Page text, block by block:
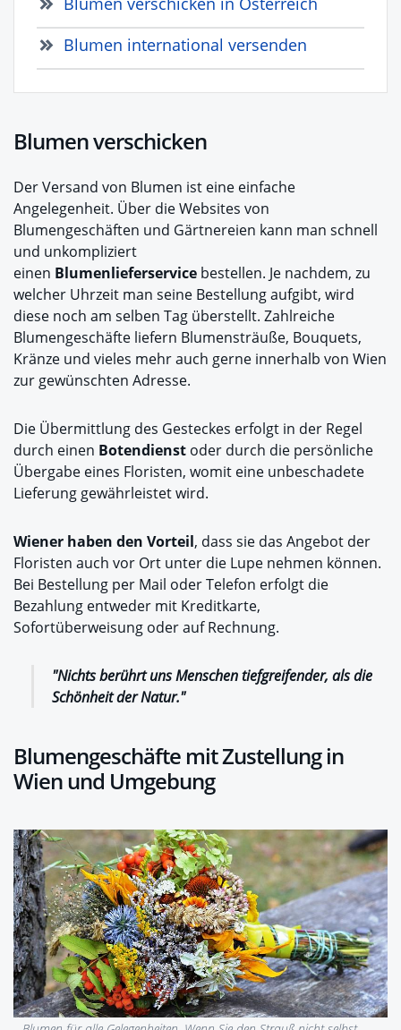
Blumen international versenden
Blumen verschicken
Der Versand von Blumen ist eine einfache
Angelegenheit. Über die Websites von
Blumengeschäften und Gärtnereien kann man schnell
und unkompliziert
einen Blumenlieferservice bestellen. Je nachdem, zu
welcher Uhrzeit man seine Bestellung aufgibt, wird
diese noch am selben Tag überstellt. Zahlreiche
Blumengeschäfte liefern Blumensträuße, Bouquets,
Kränze und vieles mehr auch gerne innerhalb von Wien
zur gewünschten Adresse.
Die Übermittlung des Gesteckes erfolgt in der Regel
durch einen Botendienst oder durch die persönliche
Übergabe eines Floristen, womit eine unbeschadete
Lieferung gewährleistet wird.
Wiener haben den Vorteil, dass sie das Angebot der
Floristen auch vor Ort unter die Lupe nehmen können.
Bei Bestellung per Mail oder Telefon erfolgt die
Bezahlung entweder mit Kreditkarte,
Sofortüberweisung oder auf Rechnung.
"Nichts berührt uns Menschentiefgreifender, als die
Schönheit der Natur."
Blumengeschäfte mit Zustellung in
Wien und Umgebung